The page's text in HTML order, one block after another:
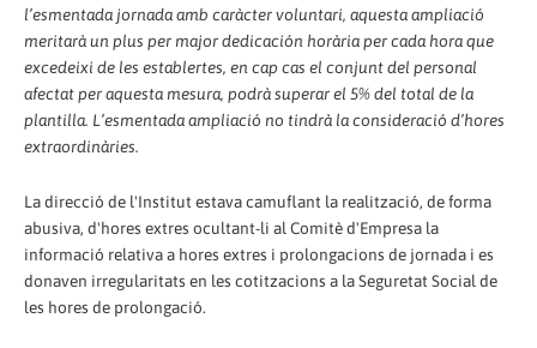
l’esmentada jornada amb caràcter voluntari, aquesta ampliació
meritarà un plus per major dedicación horària per cada hora que
excedeixi de les establertes, en cap cas el conjunt del personal
afectat per aquesta mesura, podrà superar el 5% del total de la
plantilla. L’esmentada ampliació no tindrà la consideració d’hores
extraordinàries.
La direcció de l'Institut estava camuflant la realització, de forma
abusiva, d'hores extres ocultant-li al Comitè d'Empresa la
informació relativa a hores extres i prolongacions de jornada i es
donaven irregularitats en les cotitzacions a la Seguretat Social de
les hores de prolongació.